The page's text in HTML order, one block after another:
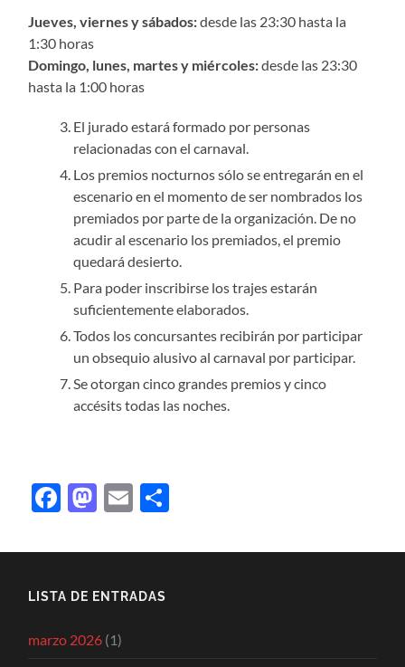
Jueves, viernes y sábados:desde las 23:30 hasta la
1:30 horas
Domingo, lunes, martes y miércoles:desde las 23:30
hasta la 1:00 horas
El jurado estará formado por personas
relacionadas con el carnaval.
Los premios nocturnos sólo se entregarán en el
escenario en el momento de ser nombrados los
premiados por parte de la organización. De no
acudir al escenario los premiados, el premio
quedará desierto.
Para poder inscribirse los trajes estarán
suficientemente elaborados.
Todos los concursantes recibirán por participar
un obsequio alusivo al carnaval por participar.
Se otorgan cinco grandes premios y cinco
accésits todas las noches.
Facebook
Mastodon
Email
LISTA DE ENTRADAS
marzo 2026 (1)